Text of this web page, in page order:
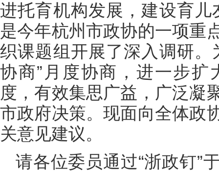
进托育机构发展，建设育儿
是今年杭州市政协的一项重
织课题组开展了深入调研。
协商”月度协商，进一步
度，有效集思广益，广泛凝
市政府决策。现面向全体政
关意见建议。
请各位委员通过“浙政钉”